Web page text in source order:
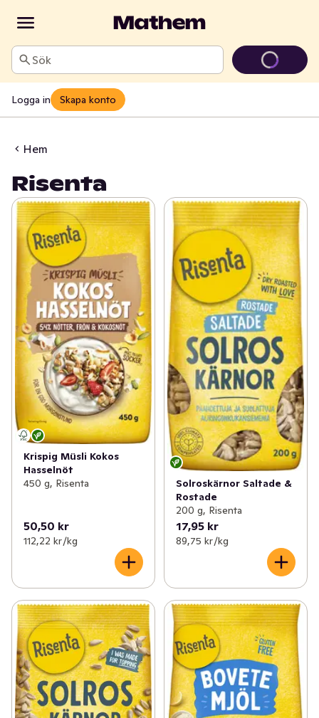
Sök
Logga in Skapa konto
Hem
Risenta
Krispig Müsli Kokos
Hasselnöt
450 g, Risenta
50,50 kr
112,22 kr /kg
Solroskärnor Saltade &
Rostade
200 g, Risenta
17,95 kr
89,75 kr /kg